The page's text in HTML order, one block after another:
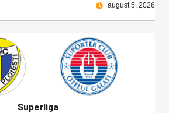
august 5, 2026
Superliga